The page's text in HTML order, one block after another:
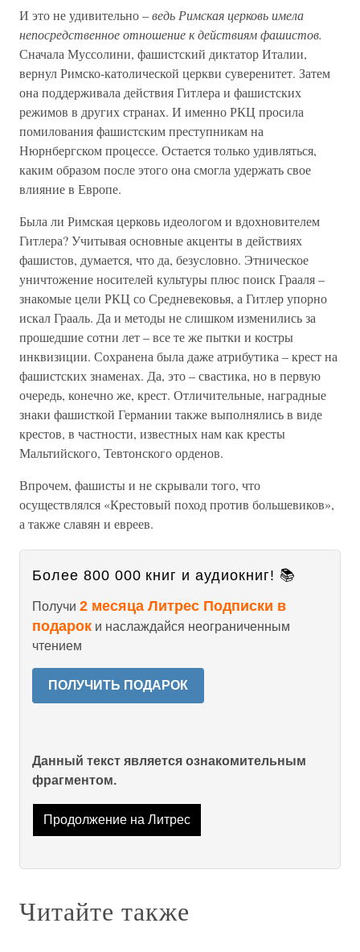
И это не удивительно –ведь Римская церковь имела
непосредственное отношение к действиям фашистов.
Сначала Муссолини, фашистский диктатор Италии,
вернул Римско-католической церкви суверенитет. Затем
она поддерживала действия Гитлера и фашистских
режимов в других странах. И именно РКЦ просила
помилования фашистским преступникам на
Нюрнбергском процессе. Остается только удивляться,
каким образом после этого она смогла удержать свое
влияние в Европе.
Была ли Римская церковь идеологом и вдохновителем
Гитлера? Учитывая основные акценты в действиях
фашистов, думается, что да, безусловно. Этническое
уничтожение носителей культуры плюс поиск Грааля –
знакомые цели РКЦ со Средневековья, а Гитлер упорно
искал Грааль. Да и методы не слишком изменились за
прошедшие сотни лет – все те же пытки и костры
инквизиции. Сохранена была даже атрибутика – крест на
фашистских знаменах. Да, это – свастика, но в первую
очередь, конечно же, крест. Отличительные, наградные
знаки фашисткой Германии также выполнялись в виде
крестов, в частности, известных нам как кресты
Мальтийского, Тевтонского орденов.
Впрочем, фашисты и не скрывали того, что
осуществлялся «Крестовый поход против большевиков»,
а также славян и евреев.
Более 800 000 книг и аудиокниг! 📚
Получи 2 месяца Литрес Подписки в
подарок и наслаждайся неограниченным
чтением
ПОЛУЧИТЬ ПОДАРОК
Данный текст является ознакомительным
фрагментом.
Продолжение на Литрес
Читайте также